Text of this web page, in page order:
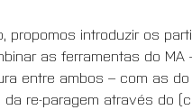
propomos introduzir os
as ferramentas do
entre ambos – com as do
re-paragem através do